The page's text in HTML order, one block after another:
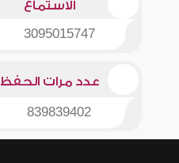
الاستماع
3095015747
عدد مرات الحفظ
839839402